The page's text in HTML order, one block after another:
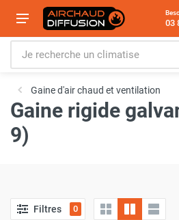
03
Gaine d'air chaud et ventilation
Gaine rigide
9)
Filtres 0